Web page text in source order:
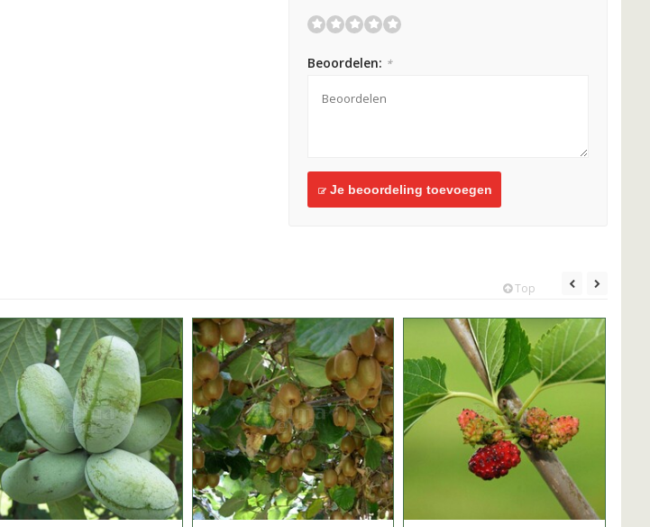
Beoordelen: *
Je beoordeling toevoegen
Top